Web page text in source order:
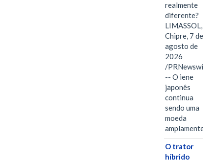
realmente
diferente?
LIMASSOL,
Chipre, 7 de
agosto de
2026
/PRNewswire/
-- O iene
japonês
continua
sendo uma
moeda
amplamente…
O trator
híbrido